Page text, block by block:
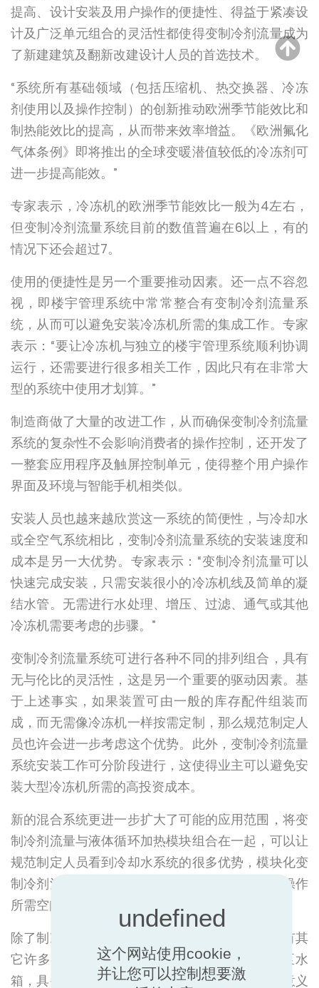
提高、设计安装及用户操作的便捷性、得益于紧凑设
计及广泛单元组合的灵活性都使得变制冷剂流量成为
了新建建筑及翻新改建设计人员的首选技术。
“系统所有基础领域（包括压缩机、热交换器、冷冻
剂使用以及操作控制）的创新推动欧洲季节能效比和
制热能效比的提高，从而带来效率增益。《欧洲氟化
气体条例》即将推出的全球变暖潜值较低的冷冻剂可
进一步提高能效。”
专家表示，冷冻机的欧洲季节能效比一般为4左右，
但变制冷剂流量系统目前的数值普遍在6以上，有的
情况下还会超过7。
使用的便捷性是另一个重要推动因素。还一点不容忽
视，即楼宇管理系统中常常整合有变制冷剂流量系
统，从而可以避免安装冷冻机所需的集成工作。专家
表示：“要让冷冻机与独立的楼宇管理系统顺利协调
运行，还需要进行很多相关工作，因此只有在非常大
型的系统中使用才划算。”
制造商做了大量的改进工作，从而确保变制冷剂流量
系统的复杂性不会影响消费者的操作控制，还开发了
一整套应用程序及触屏控制单元，使得整个用户操作
界面及环境与智能手机相类似。
安装人员也越来越欣赏这一系统的简便性，与冷却水
或全空气系统相比，变制冷剂流量系统的安装速度和
成本是另一大优势。专家表示：“变制冷剂流量可以
快速完成安装，只需安装很小的冷冻机线及简单的凝
结水管。无需进行水处理、增压、过滤、通气或其他
冷冻机需要考虑的步骤。”
变制冷剂流量系统可进行各种不同的排列组合，具有
无与伦比的灵活性，这是另一个重要的驱动因素。基
于上述事实，如果装置可由一般的库存配件组装而
成，而无需像冷冻机一样按需定制，那么规范制定人
员也许会进一步考虑这个优势。此外，变制冷剂流量
系统安装工作可分阶段进行，这使得业主可以避免安
装大型冷冻机所需的高投资成本。
新的混合系统更进一步扩大了可能的应用范围，将变
制冷剂流量与液体循环加热模块组合在一起，可以让
规范制定人员看到冷却水系统的很多优势，模块化变
制冷剂流量单元的紧凑体积让安装更简便、使用操作
所需空间更小。
除了制冷应用功能之外，变制冷剂流量系统还具有其
它许多功能。很多变制冷剂流量系统附加了热泵水
箱，具备采暖及制冷等功能，而这些功能在传统意义
这个网站使用cookie，
并让您可以控制想要激